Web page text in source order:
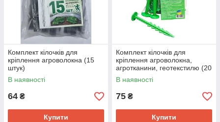
Комплект кілочків для
кріплення агроволокна (15
штук)
В наявності
64 ₴
Купити
Комплект кілочків для
кріплення агроволокна,
агротканини, геотекстилю (20
штук)
В наявності
75 ₴
Купити